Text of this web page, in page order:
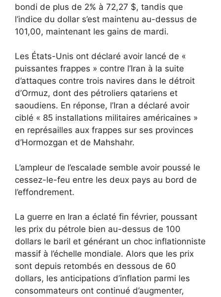
bondi de plus de 2% à 72,27 $, tandis que
l’indice du dollar s’est maintenu au-dessus de
101,00, maintenant les gains de mardi.
Les États-Unis ont déclaré avoir lancé de «
puissantes frappes » contre l’Iran à la suite
d’attaques contre trois navires dans le détroit
d’Ormuz, dont des pétroliers qatariens et
saoudiens. En réponse, l’Iran a déclaré avoir
ciblé « 85 installations militaires américaines »
en représailles aux frappes sur ses provinces
d’Hormozgan et de Mahshahr.
L’ampleur de l’escalade semble avoir poussé le
cessez-le-feu entre les deux pays au bord de
l’effondrement.
La guerre en Iran a éclaté fin février, poussant
les prix du pétrole bien au-dessus de 100
dollars le baril et générant un choc inflationniste
massif à l’échelle mondiale. Alors que les prix
sont depuis retombés en dessous de 60
dollars, les anticipations d’inflation parmi les
consommateurs ont continué d’augmenter,